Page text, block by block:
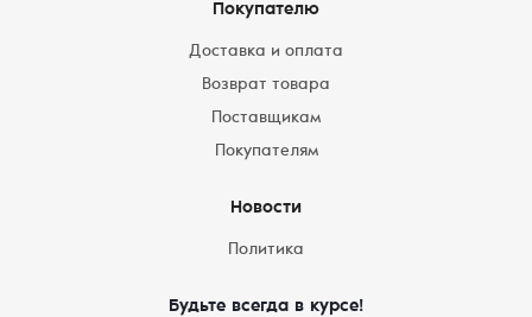
Покупателю
Доставка и оплата
Возврат товара
Поставщикам
Покупателям
Новости
Политика
Будьте всегда в курсе!